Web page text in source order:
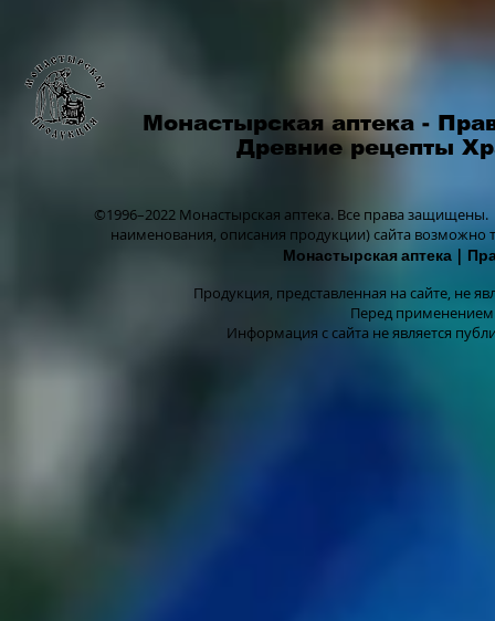
Монастырская аптека -
Древние рецепты
©1996–2022 Монастырская аптека. Все права защищены.
наименования, описания продукции) сайта
Монастырская аптека |
Продукция, представленная на сайте, не
Перед применением
Информация с сайта не является